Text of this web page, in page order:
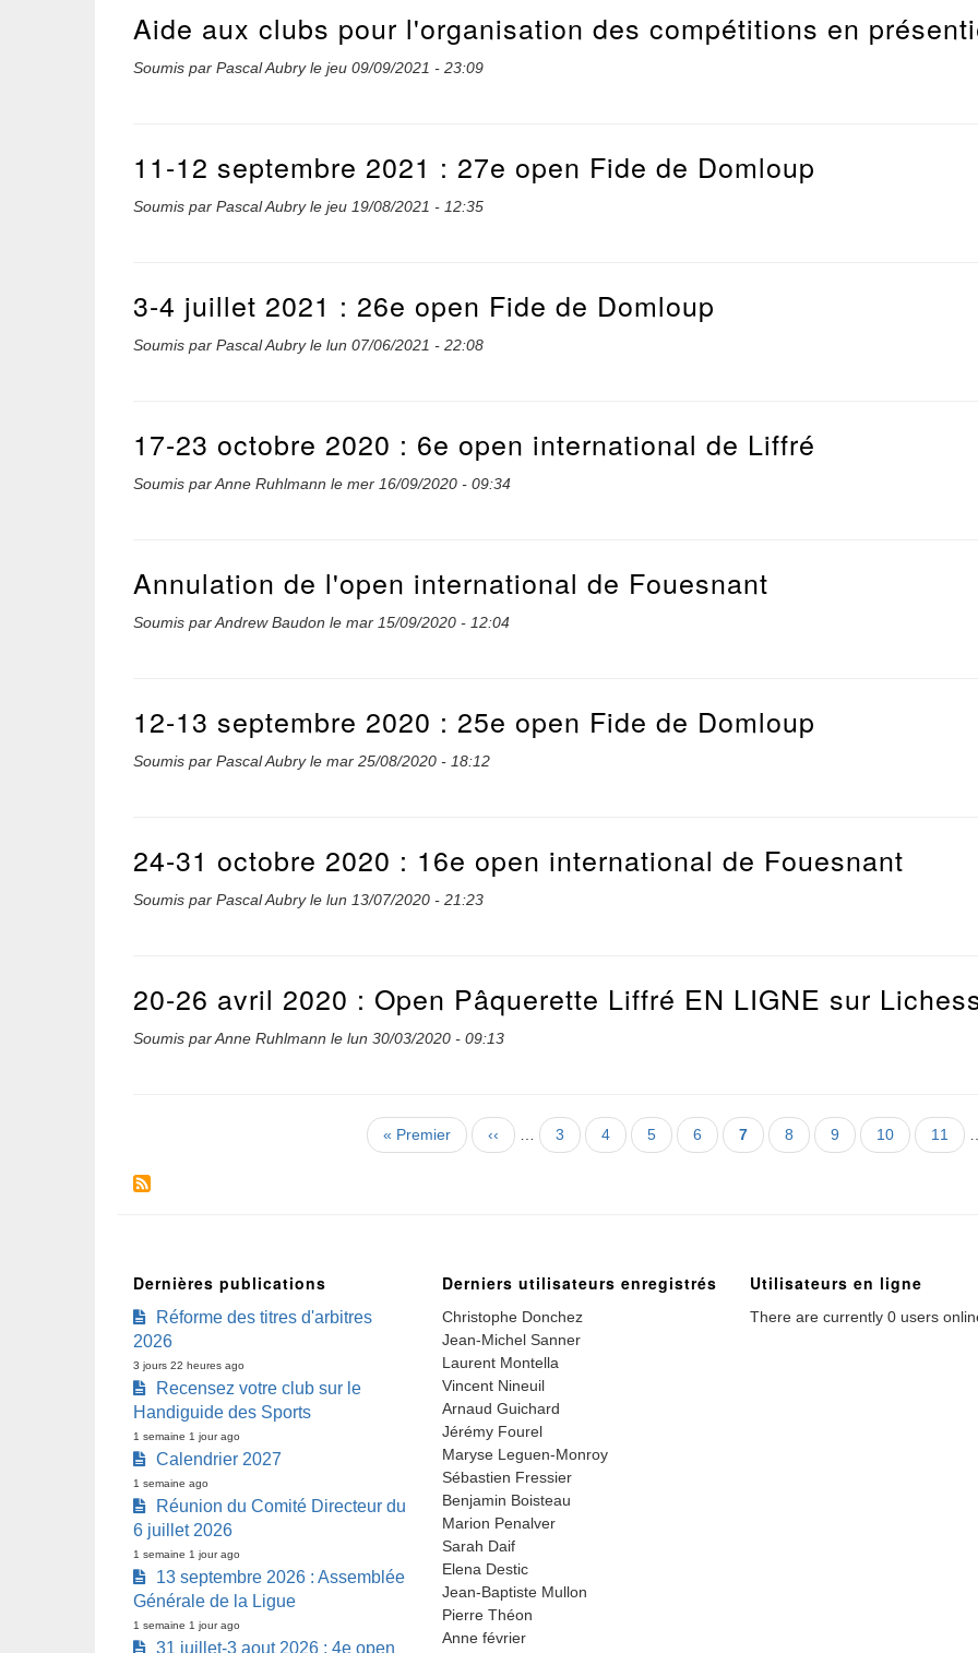
Aide aux clubs pour l'organisation des compétitions en
Soumis par Pascal Aubryle jeu 09/09/2021 - 23:09
11-12 septembre 2021 : 27e open Fide de Domloup
Soumis par Pascal Aubryle jeu 19/08/2021 - 12:35
3-4 juillet 2021 : 26e open Fide de Domloup
Soumis par Pascal Aubryle lun 07/06/2021 - 22:08
17-23 octobre 2020 : 6e open international de Liffré
Soumis parAnne Ruhlmann le mer 16/09/2020 - 09:34
Annulation de l'open international de Fouesnant
Soumis parAndrew Baudon le mar 15/09/2020 - 12:04
12-13 septembre 2020 : 25e open Fide de Domloup
Soumis par Pascal Aubryle mar 25/08/2020 - 18:12
24-31 octobre 2020 : 16e open international de Fouesnant
Soumis par Pascal Aubryle lun 13/07/2020 - 21:23
20-26 avril 2020 : Open Pâquerette Liffré EN LIGNE sur
Soumis parAnne Ruhlmann le lun 30/03/2020 - 09:13
Première
page
« Premier
Page
précédente
‹‹ Page
3 Page
4 Page
5 Page
6
Page
courante
7 Page
8 Page
9 Page
10 Page
11
Dernières publications
Réforme des titres d'arbitres
2026
3 jours 22 heures ago
Recensez votre club sur le
Handiguide des Sports
1 semaine 1 jour ago
Calendrier 2027
1 semaine ago
Réunion du Comité Directeur du
6 juillet 2026
1 semaine 1 jour ago
13 septembre 2026 : Assemblée
Générale de la Ligue
1 semaine 1 jour ago
31 juillet-3 aout 2026 : 4e open
Derniers utilisateurs enregistrés
Christophe Donchez
Jean-Michel Sanner
Laurent Montella
Vincent Nineuil
Arnaud Guichard
Jérémy Fourel
Maryse Leguen-Monroy
Sébastien Fressier
Benjamin Boisteau
Marion Penalver
Sarah Daif
Elena Destic
Jean-Baptiste Mullon
Pierre Théon
Anne février
Utilisateurs en ligne
There are currently 0 users